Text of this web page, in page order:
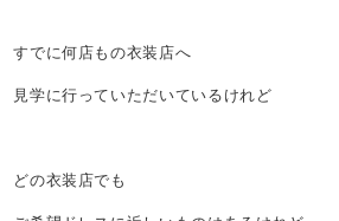
すでに何店もの衣装店へ
見学に行っていただいているけれど
どの衣装店でも